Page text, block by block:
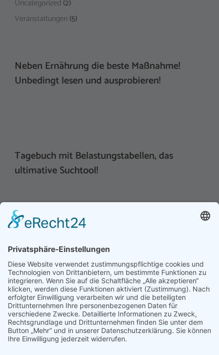
Uncategorized (2)
Veranstaltungen (5)
Neben Ernährung die beste Maßnahme!
Unbedingt lesen und ausprobieren!
Tagebuch mit Belastungstabellen, das
ultimative Suchtool!
Hinweis an unsere Leser: Wir erstellen für Sie
Informationsseiten. Die Informationen enthalten Affiliate
links zu Amazon, in diesem Zusammenhang erhalten wir
von Partnern eine Provision, sofern ein Kauf zustande
kommt. Für Sie ändert sich dadurch nichts.